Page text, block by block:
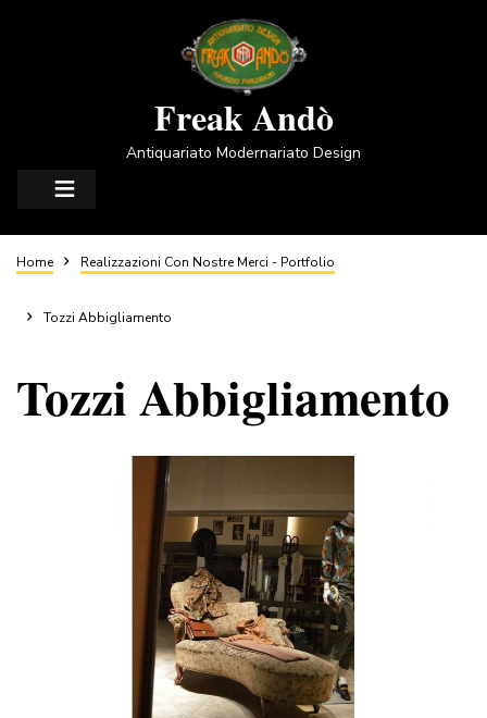
Freak Andò
Antiquariato Modernariato Design
Briciole
di
pane
Home Realizzazioni Con Nostre Merci - Portfolio
Tozzi Abbigliamento
Tozzi Abbigliamento